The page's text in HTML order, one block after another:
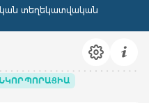
տեղեկատվական